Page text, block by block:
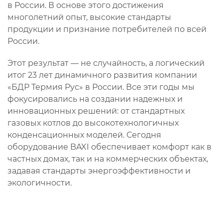
в России. В основе этого достижения
многолетний опыт, высокие стандарты
продукции и признание потребителей по всей
России.
Этот результат — не случайность, а логический
итог 23 лет динамичного развития компании
«БДР Термия Рус» в России. Все эти годы мы
фокусировались на создании надежных и
инновационных решений: от стандартных
газовых котлов до высокотехнологичных
конденсационных моделей. Сегодня
оборудование BAXI обеспечивает комфорт как в
частных домах, так и на коммерческих объектах,
задавая стандарты энергоэффективности и
экологичности.